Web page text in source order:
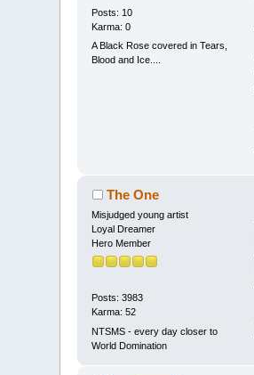
Posts: 10
Karma: 0
A Black Rose covered in Tears,
Blood and Ice....
The One
Misjudged young artist
Loyal Dreamer
Hero Member
Posts: 3983
Karma: 52
NTSMS - every day closer to
World Domination